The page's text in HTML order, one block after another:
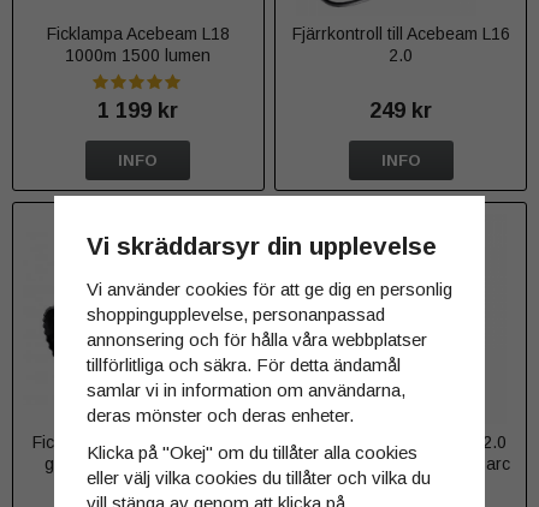
Ficklampa Acebeam L18
1000m 1500 lumen
1 199 kr
INFO
Fjärrkontroll till Acebeam L16
2.0
249 kr
INFO
Ficklampa Acebeam L19 2.0
grön Osram NM1 1520m
2200 lumen
Ficklampa Acebeam L35 2.0
5000 lumen 6500K Micro-arc
oxidation
Vi skräddarsyr din upplevelse
Vi använder cookies för att ge dig en personlig
shoppingupplevelse, personanpassad
annonsering och för hålla våra webbplatser
tillförlitliga och säkra. För detta ändamål
samlar vi in information om användarna,
deras mönster och deras enheter.
Klicka på "Okej" om du tillåter alla cookies
eller välj vilka cookies du tillåter och vilka du